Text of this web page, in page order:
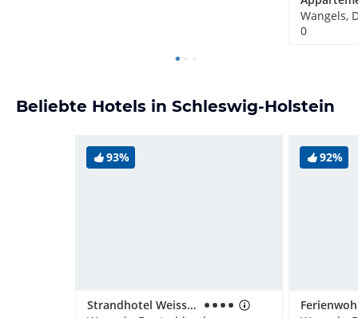
Wangels,
0
Beliebte Hotels in Schleswig-Holstein
93%
Strandhotel Weissenhäuser Strand
92%